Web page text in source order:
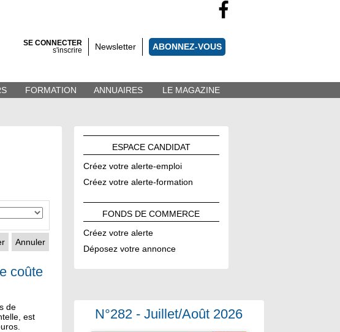
SE CONNECTER
s'inscrire
Newsletter ABONNEZ-VOUS
FORMATION ANNUAIRES
LE MAGAZINE
ESPACE CANDIDAT
Créez votre alerte-emploi
Créez votre alerte-formation
FONDS DECOMMERCE
Créez votre alerte
Déposez votre annonce
N°282 - Juillet/Août 2026
Annuler
coûte
de
est